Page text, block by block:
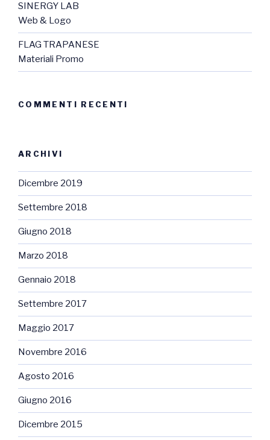
SINERGY LAB
Web & Logo
FLAG TRAPANESE
Materiali Promo
COMMENTI RECENTI
ARCHIVI
Dicembre 2019
Settembre 2018
Giugno 2018
Marzo 2018
Gennaio 2018
Settembre 2017
Maggio 2017
Novembre 2016
Agosto 2016
Giugno 2016
Dicembre 2015